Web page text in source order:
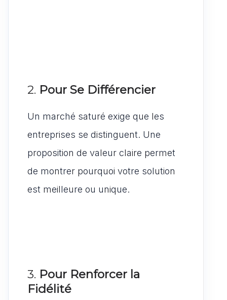
2. Pour Se Différencier
Un marché saturé exige que les
entreprises se distinguent. Une
proposition de valeur claire permet
de montrer pourquoi votre solution
est meilleure ou unique.
3. Pour Renforcer la
Fidélité